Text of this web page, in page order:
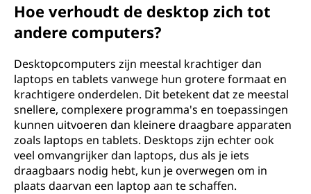
Hoe verhoudt de desktop zich tot
andere computers?
Desktopcomputers zijn meestal krachtiger dan
laptops en tablets vanwege hun grotere formaat en
krachtigere onderdelen. Dit betekent dat ze meestal
snellere, complexere programma's en toepassingen
kunnen uitvoeren dan kleinere draagbare apparaten
zoals laptops en tablets. Desktops zijn echter ook
veel omvangrijker dan laptops, dus als je iets
draagbaars nodig hebt, kun je overwegen om in
plaats daarvan een laptop aan te schaffen.